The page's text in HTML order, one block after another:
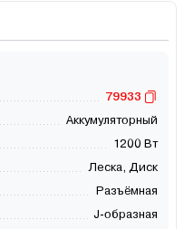
79933
Аккумуляторный
1200 Вт
Леска, Диск
Разъёмная
J-образная